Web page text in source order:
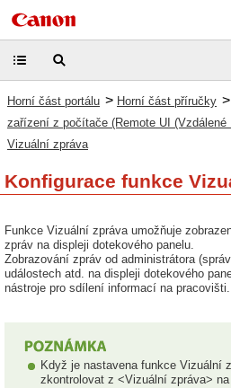
Horní část portálu > Horní část příručky >
zařízení z počítače (Remote UI (Vzdálené
Vizuální zpráva
Konfigurace funkce
Funkce Vizuální zpráva umožňuje
zpráv na displeji dotekového panelu.
Zobrazování zpráv od administrátora
událostech atd. na displeji dotekového
nástroje pro sdílení informací na pracovišti.
Když je nastavena funkce Vizuální
zkontrolovat z <Vizuální zpráva> na